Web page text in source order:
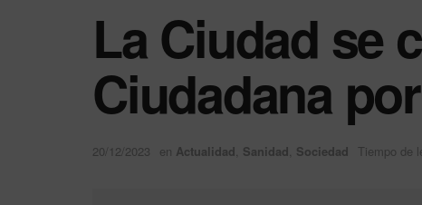
La Ciudad se
Ciudadana
20/12/2023 en Actualidad, Sanidad, Sociedad Tiempo de